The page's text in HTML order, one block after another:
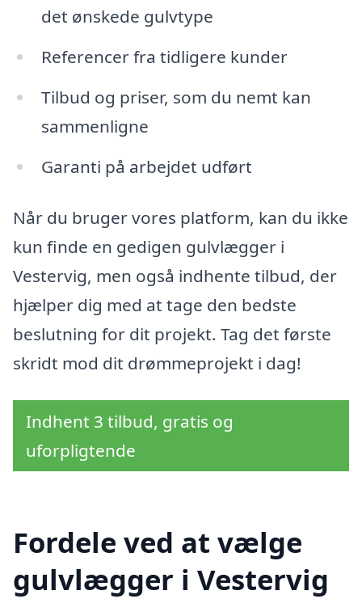
det ønskede gulvtype
Referencer fra tidligere kunder
Tilbud og priser, som du nemt kan
sammenligne
Garanti på arbejdet udført
Når du bruger vores platform, kan du ikke
kun finde en gedigen gulvlægger i
Vestervig, men også indhente tilbud, der
hjælper dig med at tage den bedste
beslutning for dit projekt. Tag det første
skridt mod dit drømmeprojekt i dag!
Indhent 3 tilbud, gratis og
uforpligtende
Fordele ved at vælge
gulvlægger i Vestervig